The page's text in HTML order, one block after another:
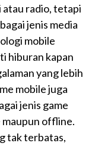
radio, tetapi
jenis media
mobile
hiburan kapan
yang lebih
mobile juga
jenis game
maupun offline.
tak terbatas,